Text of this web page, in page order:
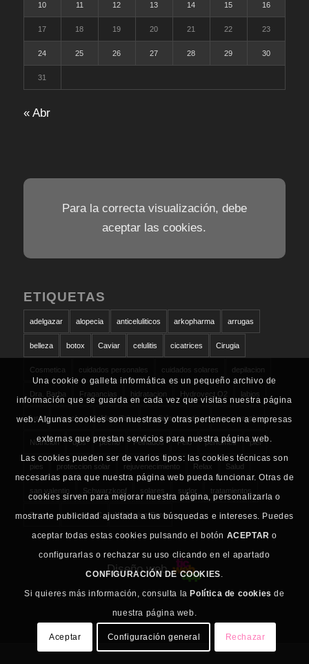
10 11 12 13 14 15 16
17 18 19 20 21 22 23
24 25 26 27 28 29 30
31
« Abr
Para la correcta visualización, debe
aceptar las cookies.
ETIQUETAS
adelgazar alopecia anticeluliticos arkopharma arrugas
belleza botox Caviar celulitis cicatrices Cirugia
Cosmetica cuidados personales cuidados solares depilacion
Dra. Barba Fragancias hidratacion Hydrovect O2 labios
lush manchas Maquillaje medicina estetica mesoterapia
Nutricion ojos pecho Peinados Pelo perfumes piel
pies proteccion solar rejuvenecimiento Relax Salud
san valentin Schwarzkopf solares sudor tratamientos
Trucos vitamina C Whitening Care
Diseño web
Una cookie o galleta informática es un pequeño archivo de
información que se guarda en cada vez que visitas nuestra página
web. Algunas cookies son nuestras y otras pertenecen a empresas
externas que prestan servicios para nuestra página web.
Las cookies pueden ser de varios tipos: las cookies técnicas son
necesarias para que nuestra página web pueda funcionar. Otras de
cookies sirven para mejorar nuestra página, personalizarla o
mostrarte publicidad ajustada a tus búsquedas e intereses. Puedes
aceptar todas estas cookies pulsando el botón ACEPTAR o
configurarlas o rechazar su uso clicando en el apartado
CONFIGURACIÓN DE COOKIES.
Si quieres más información, consulta la Política de cookies de
nuestra página web.
Aceptar Configuración general Rechazar